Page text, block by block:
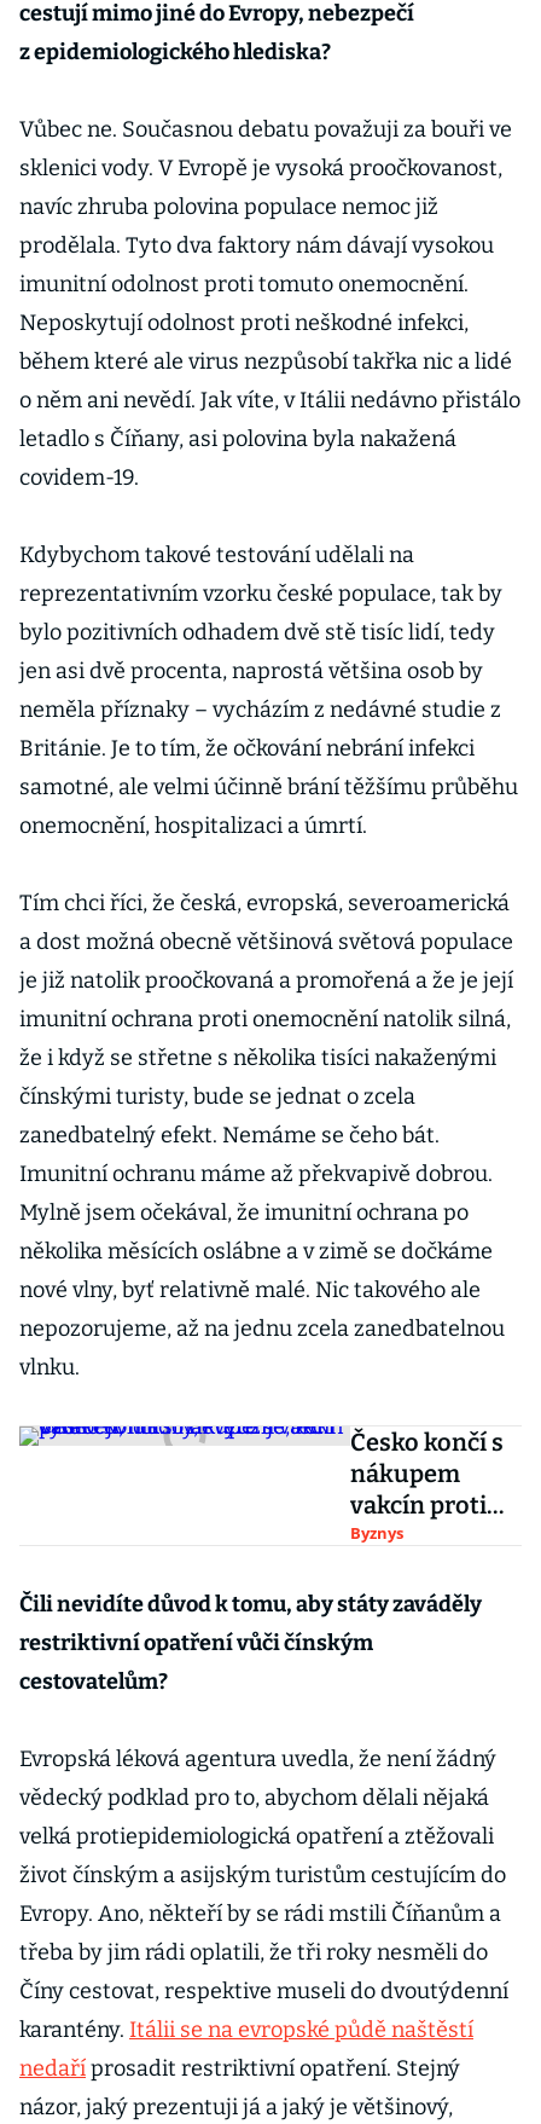
cestují mimo jiné do Evropy, nebezpečí
z epidemiologického hlediska?
Vůbec ne. Současnou debatu považuji za bouři ve
sklenici vody. V Evropě je vysoká proočkovanost,
navíc zhruba polovina populace nemoc již
prodělala. Tyto dva faktory nám dávají vysokou
imunitní odolnost proti tomuto onemocnění.
Neposkytují odolnost proti neškodné infekci,
během které ale virus nezpůsobí takřka nic a lidé
o něm ani nevědí. Jak víte, v Itálii nedávno přistálo
letadlo s Číňany, asi polovina byla nakažená
covidem-19.
Kdybychom takové testování udělali na
reprezentativním vzorku české populace, tak by
bylo pozitivních odhadem dvě stě tisíc lidí, tedy
jen asi dvě procenta, naprostá většina osob by
neměla příznaky – vycházím z nedávné studie z
Británie. Je to tím, že očkování nebrání infekci
samotné, ale velmi účinně brání těžšímu průběhu
onemocnění, hospitalizaci a úmrtí.
Tím chci říci, že česká, evropská, severoamerická
a dost možná obecně většinová světová populace
je již natolik proočkovaná a promořená a že je její
imunitní ochrana proti onemocnění natolik silná,
že i když se střetne s několika tisíci nakaženými
čínskými turisty, bude se jednat o zcela
zanedbatelný efekt. Nemáme se čeho bát.
Imunitní ochranu máme až překvapivě dobrou.
Mylně jsem očekával, že imunitní ochrana po
několika měsících oslábne a v zimě se dočkáme
nové vlny, byť relativně malé. Nic takového ale
nepozorujeme, až na jednu zcela zanedbatelnou
vlnku.
Česko končí s
nákupem
vakcín proti
covidu. Ty,
vyrábějí, nikdo
nevyužije, řekl
Byznys
Čili nevidíte důvod k tomu, aby státy zaváděly
restriktivní opatření vůči čínským
cestovatelům?
Evropská léková agentura uvedla, že není žádný
vědecký podklad pro to, abychom dělali nějaká
velká protiepidemiologická opatření a ztěžovali
život čínským a asijským turistům cestujícím do
Evropy. Ano, někteří by se rádi mstili Číňanům a
třeba by jim rádi oplatili, že tři roky nesměli do
Číny cestovat, respektive museli do dvoutýdenní
karantény. Itálii se na evropské půdě naštěstí
nedaříprosadit restriktivní opatření. Stejný
názor, jaký prezentuji já a jaký je většinový,